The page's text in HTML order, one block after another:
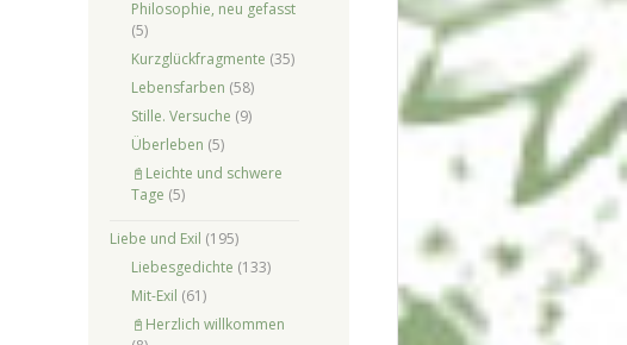
Philosophie, neu gefasst
(5)
Kurzglückfragmente (35)
Lebensfarben (58)
Stille. Versuche (9)
Überleben (5)
📓Leichte und schwere
Tage (5)
Liebe und Exil (195)
Liebesgedichte (133)
Mit-Exil (61)
📓Herzlich willkommen